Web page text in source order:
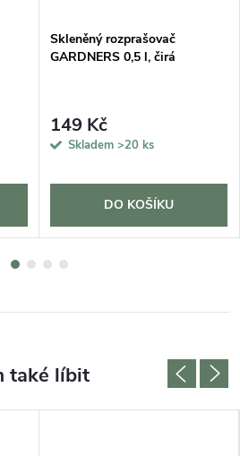
Skleněný rozprašovač
GARDNERS 0,5 l, čirá
149 Kč
Skladem >20 ks
DO KOŠÍKU